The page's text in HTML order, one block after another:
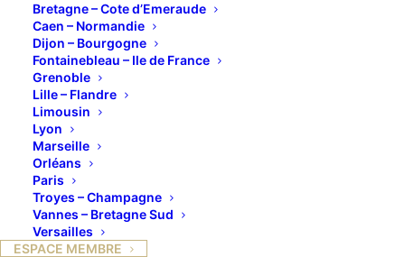
Bretagne – Cote d’Emeraude
Caen – Normandie
Dijon – Bourgogne
Fontainebleau – Ile de France
Grenoble
Lille – Flandre
Limousin
Lyon
Marseille
Orléans
Paris
Troyes – Champagne
Vannes – Bretagne Sud
Versailles
ESPACE MEMBRE